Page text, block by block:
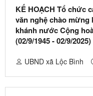
KẾ HOẠCH Tổ chức
văn nghệ chào mừng
khánh nước Cộng
(02/9/1945 - 02/9/2025)
UBND xã Lộc Bình